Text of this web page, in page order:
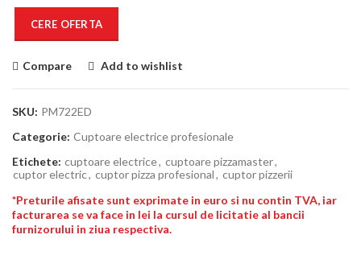
CERE OFERTA
Compare Add to wishlist
SKU: PM722ED
Categorie: Cuptoare electrice profesionale
Etichete: cuptoare electrice, cuptoare pizzamaster,
cuptor electric, cuptor pizza profesional, cuptor pizzerii
*Preturile afisate sunt exprimate in euro si nu contin TVA, iar
facturarea se va face in lei la cursul de licitatie al bancii
furnizorului in ziua respectiva.